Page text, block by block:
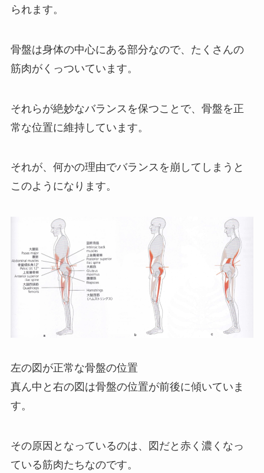
られます。
骨盤は身体の中心にある部分なので、たくさんの
筋肉がくっついています。
それらが絶妙なバランスを保つことで、骨盤を正
常な位置に維持しています。
それが、何かの理由でバランスを崩してしまうと
このようになります。
左の図が正常な骨盤の位置
真ん中と右の図は骨盤の位置が前後に傾いていま
す。
その原因となっているのは、図だと赤く濃くなっ
ている筋肉たちなのです。